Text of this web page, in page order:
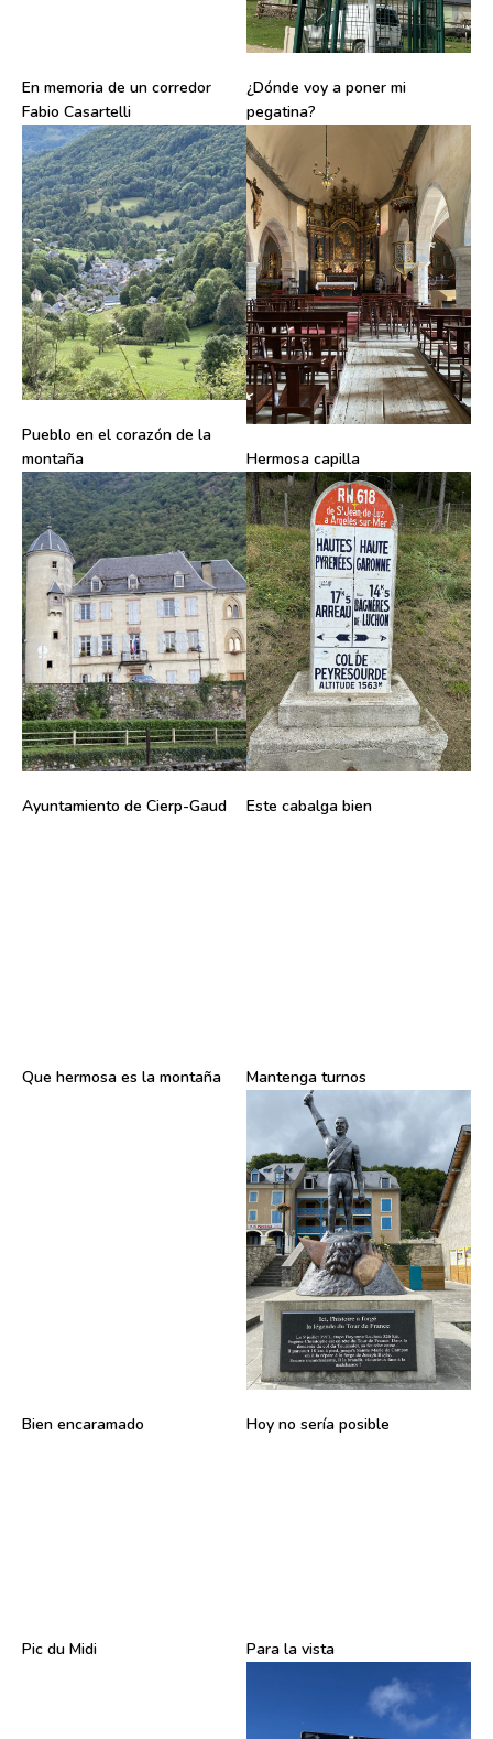
En memoria de un corredor
Fabio Casartelli
¿Dónde voy a poner mi
pegatina?
Pueblo en el corazón de la
montaña
Hermosa capilla
Ayuntamiento de Cierp-Gaud Este cabalga bien
Que hermosa es la montaña Mantenga turnos
Bien encaramado Hoy no sería posible
Pic du Midi Para la vista